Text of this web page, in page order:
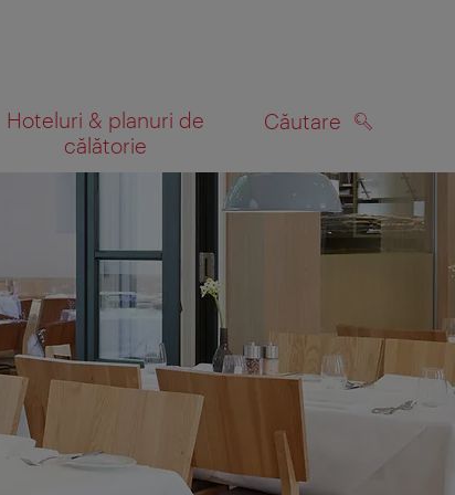
Hoteluri & planuri de
călătorie
Căutare